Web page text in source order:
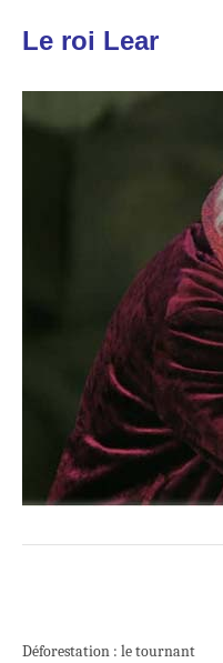
Le roi Lear
Déforestation : le tournant